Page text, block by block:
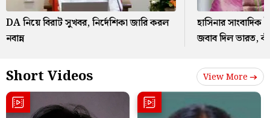
DA নিয়ে বিরাট সুখবর, নির্দেশিকা জারি করল
নবান্ন
হাসিনার
জবাব দিল ভারত,
Short Videos View More